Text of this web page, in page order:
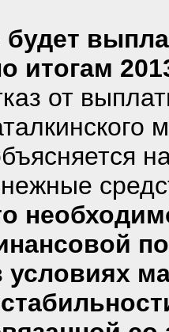
будет
итогам
от
условиях